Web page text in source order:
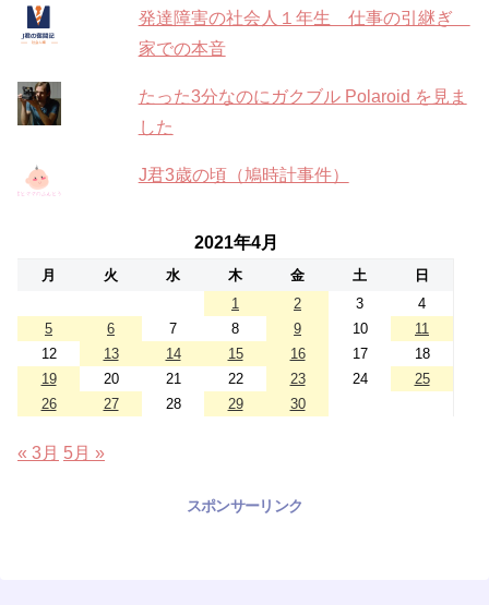
発達障害の社会人１年生 仕事の引継ぎ
家での本音
たった3分なのにガクブル Polaroid を見ま
した
J君3歳の頃（鳩時計事件）
2021年4月
月 火 水 木 金 土
日
1
2 3
4
5
6 7 8 9 10
11
12
13 14 15 16 17
18
19
20 21 22 23 24
25
26
27 28 29 30
« 3月 5月 »
スポンサーリンク